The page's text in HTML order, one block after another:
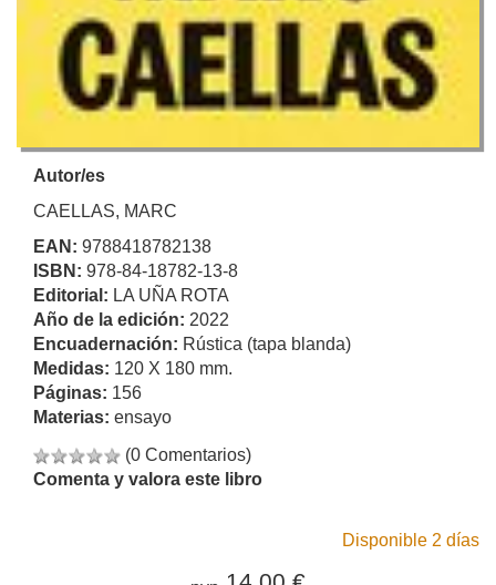
Autor/es
CAELLAS, MARC
EAN: 9788418782138
ISBN: 978-84-18782-13-8
Editorial: LA UÑA ROTA
Año de la edición: 2022
Encuadernación: Rústica (tapa blanda)
Medidas: 120 X 180 mm.
Páginas: 156
Materias: ensayo
(0 Comentarios)
Comenta y valora este libro
Disponible 2 días